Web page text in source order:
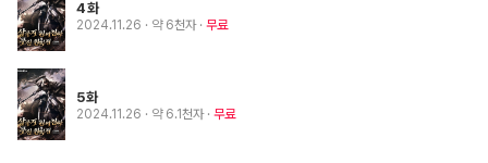
4화
2024.11.26 · 약 6천자 무료
5화
2024.11.26 · 약 6.1천자 무료